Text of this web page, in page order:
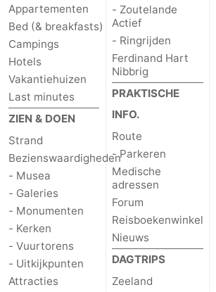
Appartementen
Bed (& breakfasts)
Campings
Hotels
Vakantiehuizen
Last minutes
ZIEN & DOEN
Strand
Bezienswaardigheden
- Musea
- Galeries
- Monumenten
- Kerken
- Vuurtorens
- Uitkijkpunten
Attracties
- Zoutelande
Actief
- Ringrijden
Ferdinand Hart
Nibbrig
PRAKTISCHE
INFO.
Route
- Parkeren
Medische
adressen
Forum
Reisboekenwinkel
Nieuws
DAGTRIPS
Zeeland